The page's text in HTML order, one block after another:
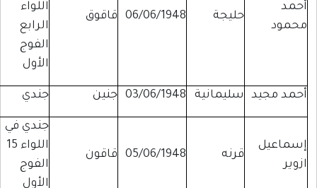
اللواء
الرابع
الفوج
الأول
قاقوق 06/06/1948 حليجة
أحمد
محمود
جندي جنين 03/06/1948 سليمانية أحمد مجيد
جندي في
اللواء 15
الفوج
الأول
قاقون 05/06/1948 قرنه
إسماعيل
ازوير